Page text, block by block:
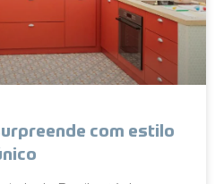
com estilo